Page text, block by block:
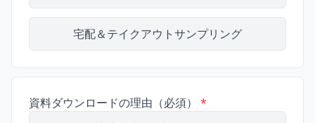
宅配＆テイクアウトサンプリング
資料ダウンロードの理由（必須）
*